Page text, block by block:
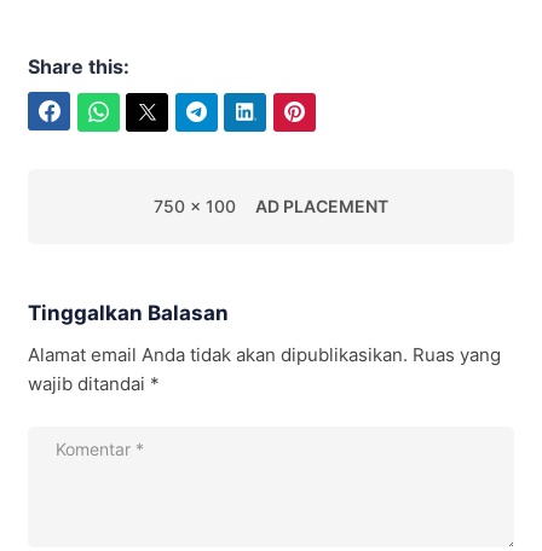
Share this:
750 x 100 AD PLACEMENT
Tinggalkan Balasan
Alamat email Anda tidak akan dipublikasikan. Ruas yang
wajib ditandai *